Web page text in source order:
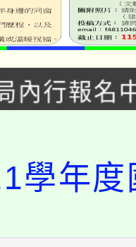
29、30在
於龍潭區
內行報名
運動會8/
池舉行。
戶享有免
低收入戶
學年度